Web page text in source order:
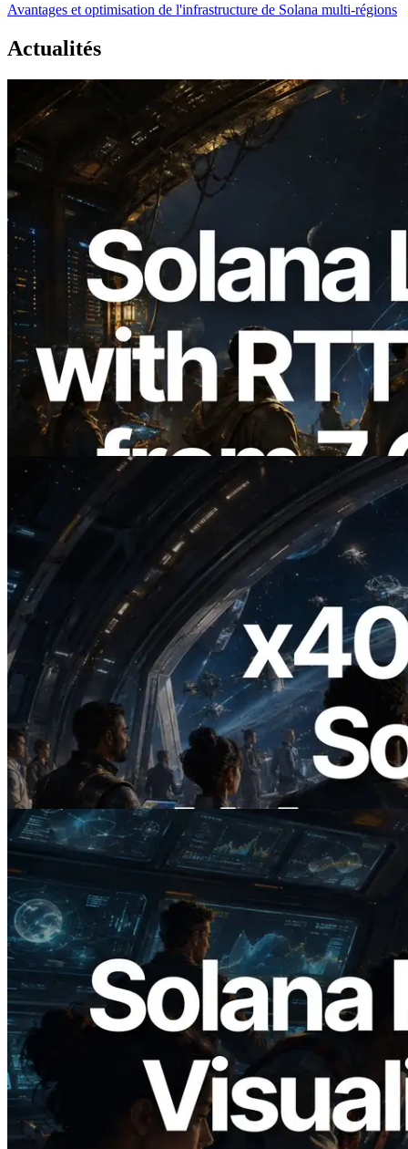
Avantages et optimisation de l'infrastructure de Solana multi-régions
Actualités
2026.08.05
ERPC étend l’API Solana Leader Slot
avec la mesure du ping depuis 7 régions
du monde — l’API Validators
Information est également lancée
2026.07.04
ERPC lance un RPC Solana compatible
x402 — L'ère où les agents IA paient à la
demande les API dont ils ont besoin
Lire cet article
2026.05.24
Validators Solutions lance le Solana Block
Analyzer — Visualisation du temps de
production de bloc par slot et des
validateurs assignés